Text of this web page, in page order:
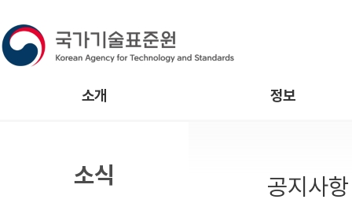
소개 정보
공지사항
소식